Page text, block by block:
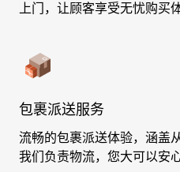
上门，让顾客享受无忧购买体
包裹派送服务
流畅的包裹派送体验，涵盖
我们负责物流，您大可以安